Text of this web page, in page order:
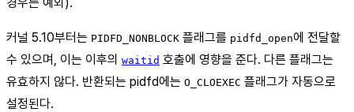
커널 5.10부터는 PIDFD_NONBLOCK 플래그를 pidfd_open에 전달할
수 있으며, 이는 이후의 waitid 호출에 영향을 준다. 다른 플래그는
유효하지 않다. 반환되는 pidfd에는 O_CLOEXEC 플래그가 자동으로
설정된다.